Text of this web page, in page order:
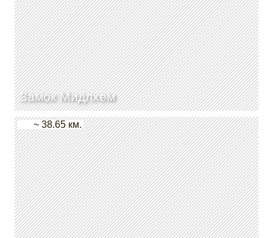
Замок Мидлхем
~ 38.65 км.